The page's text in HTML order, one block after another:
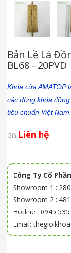
Bản Lề Lá
BL68 - 20PVD
Khóa cửa AMATOP
các dòng khóa
tiêu chuẩn Việt Nam.
Giá Liên hệ
Công Ty Cổ
Showroom 1 :
Showroom 2 :
Hotline : 0945 535
Email: